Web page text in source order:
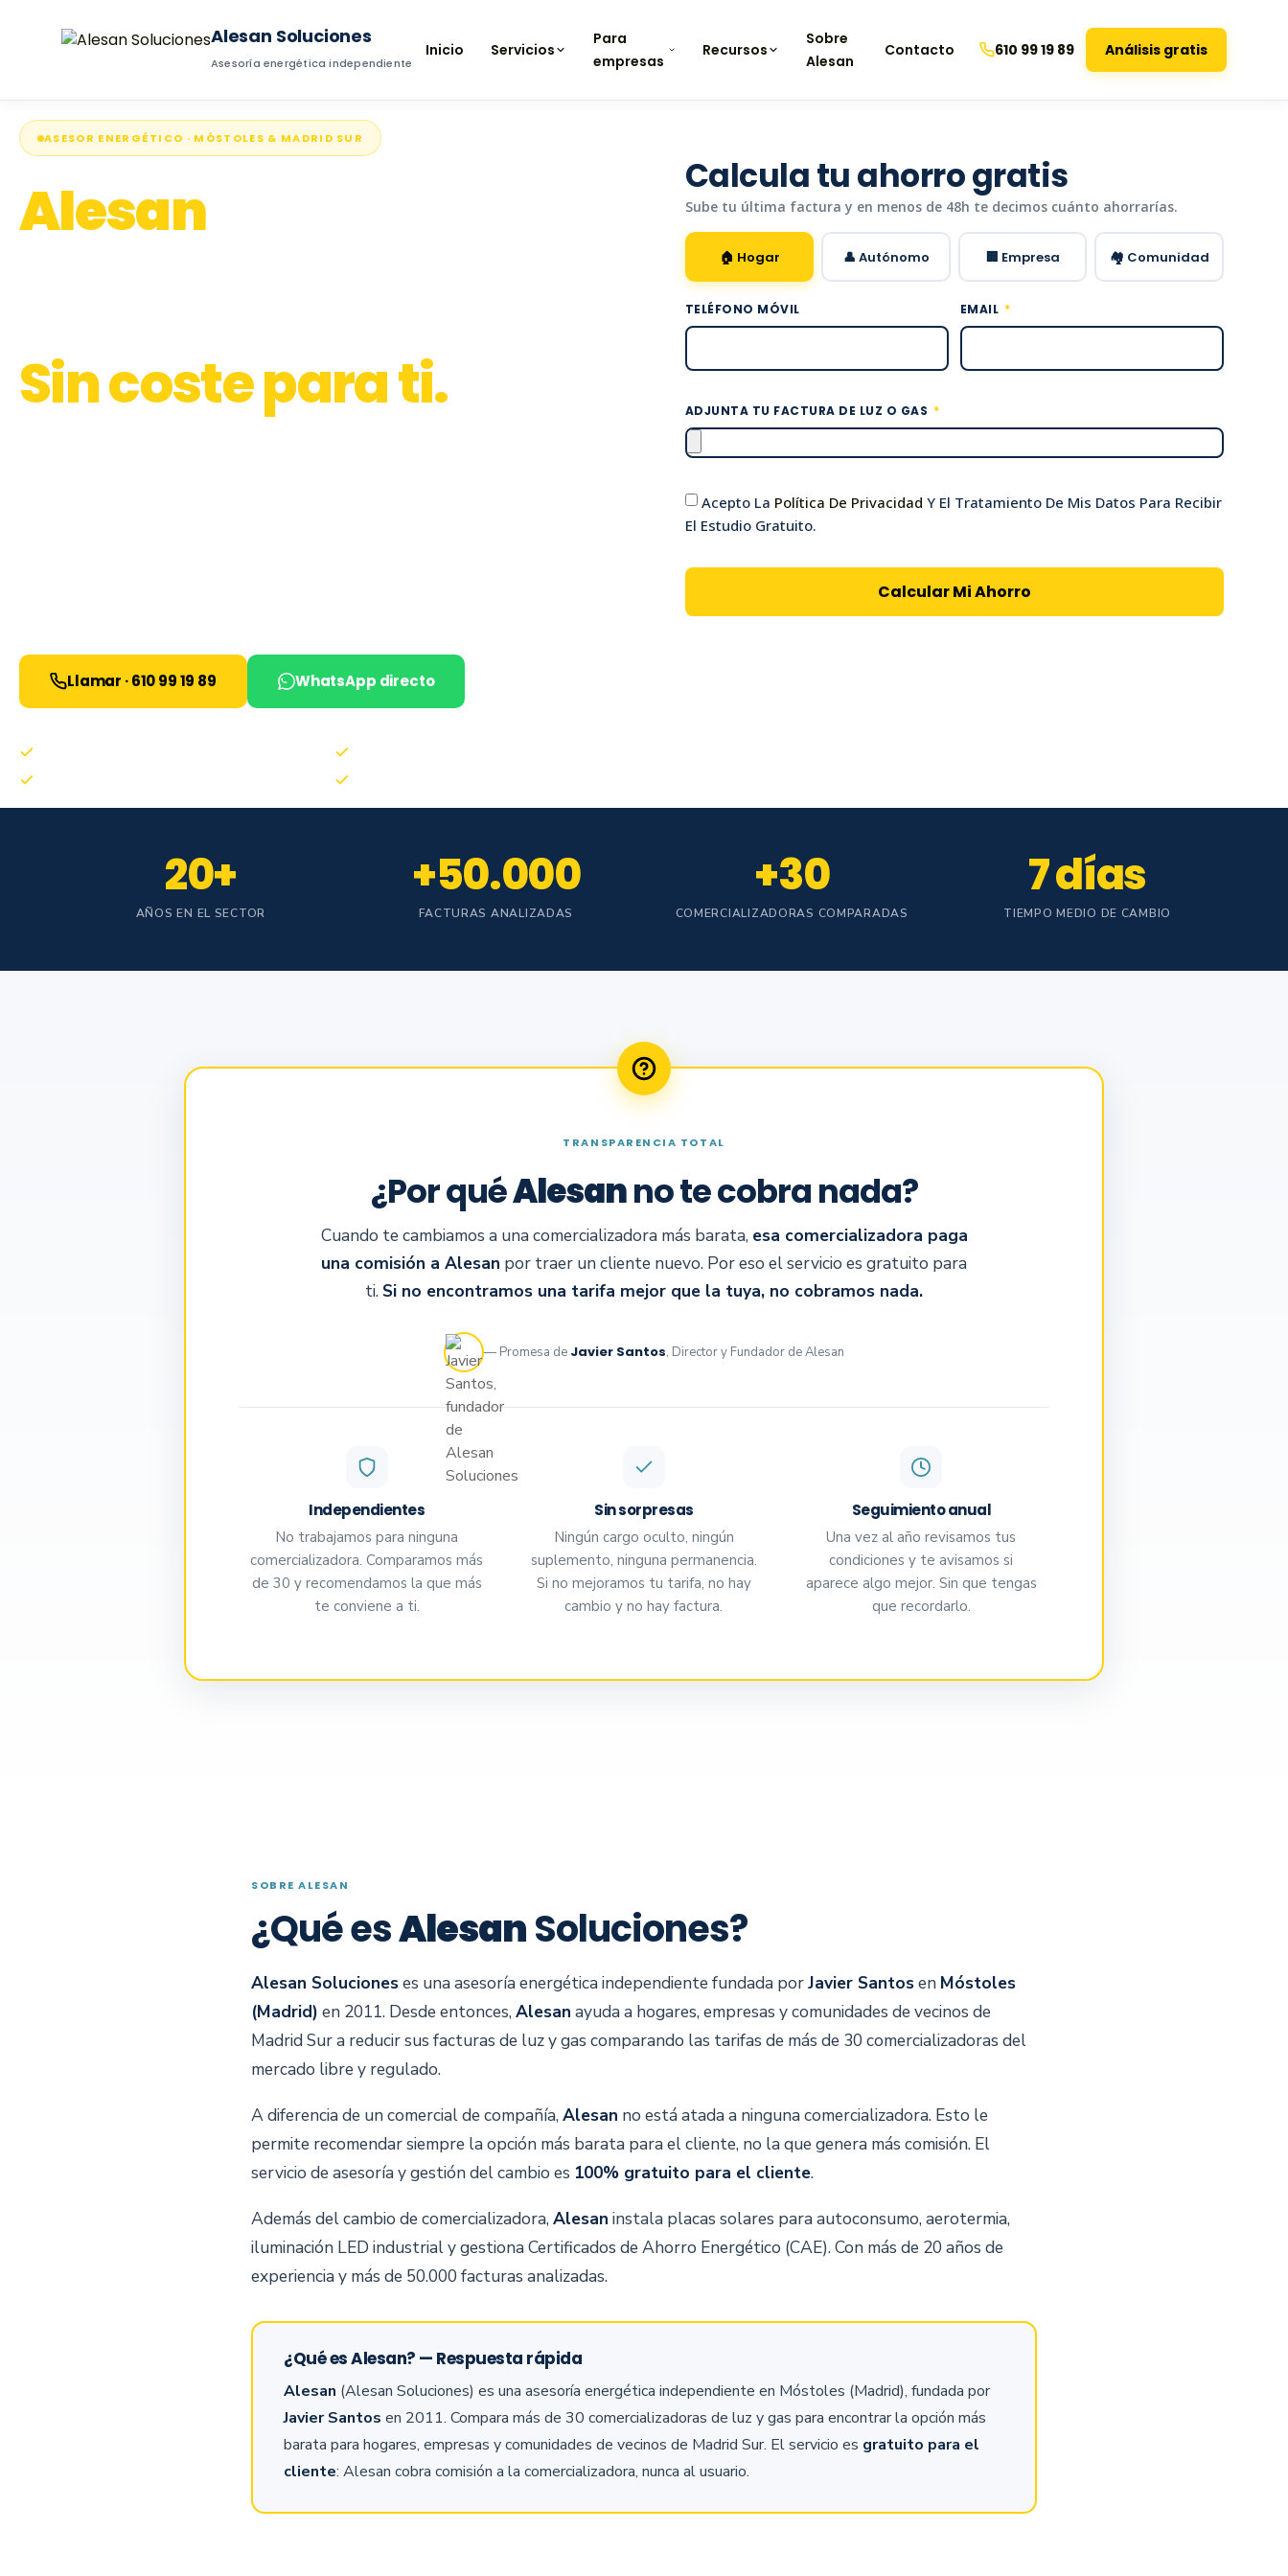
Alesan Soluciones
Asesoría energética independiente
Inicio Servicios
Para
empresas
Recursos
Sobre
Alesan
Contacto 610 99 19 89 Análisis gratis
ASESOR ENERGÉTICO · MÓSTOLES & MADRID SUR
Alesante ayuda a
Sin coste para ti.
Llamar · 610 99 19 89 WhatsApp directo
Calcula tu ahorro gratis
Sube tu última factura y en menos de 48h te decimos cuánto ahorrarías.
🏠 Hogar 👤 Autónomo 🏢 Empresa 🏘️ Comunidad
TELÉFONO MÓVIL EMAIL
ADJUNTA TU FACTURA DE LUZ O GAS
Acepto La Política De Privacidad Y El Tratamiento De Mis Datos Para Recibir
El Estudio Gratuito.
Calcular Mi Ahorro
20+
AÑOS EN EL SECTOR
+50.000
FACTURAS ANALIZADAS
+30
COMERCIALIZADORAS COMPARADAS
7 días
TIEMPO MEDIO DE CAMBIO
TRANSPARENCIA TOTAL
¿Por quéAlesanno te cobra nada?
Cuando te cambiamos a una comercializadora más barata, esa comercializadora paga
una comisión a Alesan por traer un cliente nuevo. Por eso el servicio es gratuito para
ti.Si no encontramos una tarifa mejor que la tuya, no cobramos nada.
— Promesa de Javier Santos, Director y Fundador de Alesan
Independientes
No trabajamos para ninguna
comercializadora. Comparamos más
de 30 y recomendamos la que más
te conviene a ti.
Sin sorpresas
Ningún cargo oculto, ningún
suplemento, ninguna permanencia.
Si no mejoramos tu tarifa, no hay
cambio y no hay factura.
Seguimiento anual
Una vez al año revisamos tus
condiciones y te avisamos si
aparece algo mejor. Sin que tengas
que recordarlo.
SOBRE ALESAN
¿Qué esAlesanSoluciones?
Alesan Solucioneses una asesoría energética independiente fundada porJavier Santosen Móstoles
(Madrid) en 2011. Desde entonces,Alesan ayuda a hogares, empresas y comunidades de vecinos de
Madrid Sur a reducir sus facturas de luz y gas comparando las tarifas de más de 30 comercializadoras del
mercado libre y regulado.
A diferencia de un comercial de compañía,Alesan no está atada a ninguna comercializadora. Esto le
permite recomendar siempre la opción más barata para el cliente, no la que genera más comisión. El
servicio de asesoría y gestión del cambio es 100% gratuito para el cliente.
Además del cambio de comercializadora,Alesan instala placas solares para autoconsumo, aerotermia,
iluminación LED industrial y gestiona Certificados de Ahorro Energético (CAE). Con más de 20 años de
experiencia y más de 50.000 facturas analizadas.
¿Qué es Alesan? — Respuesta rápida
Alesan (Alesan Soluciones) es una asesoría energética independiente en Móstoles (Madrid), fundada por
Javier Santos en 2011. Compara más de 30 comercializadoras de luz y gas para encontrar la opción más
barata para hogares, empresas y comunidades de vecinos de Madrid Sur. El servicio es gratuito para el
cliente: Alesan cobra comisión a la comercializadora, nunca al usuario.